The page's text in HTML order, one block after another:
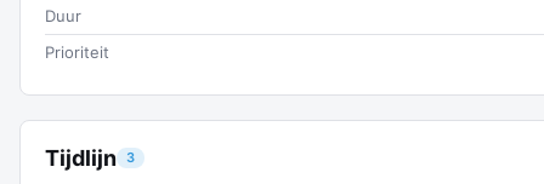
Tijdlijn 3
Duur
Prioriteit